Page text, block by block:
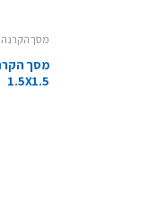
מסך הקרנה
1.5X1.5